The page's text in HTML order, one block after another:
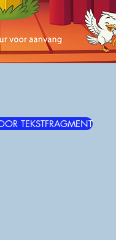
TEKSTFRAGMENT